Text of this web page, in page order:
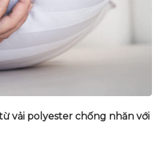
vải polyester chống nhăn với